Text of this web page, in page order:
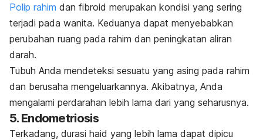
Polip rahim dan fibroid merupakan kondisi yang sering
terjadi pada wanita. Keduanya dapat menyebabkan
perubahan ruang pada rahim dan peningkatan aliran
darah.
Tubuh Anda mendeteksi sesuatu yang asing pada rahim
dan berusaha mengeluarkannya. Akibatnya, Anda
mengalami perdarahan lebih lama dari yang seharusnya.
5. Endometriosis
Terkadang, durasi haid yang lebih lama dapat dipicu